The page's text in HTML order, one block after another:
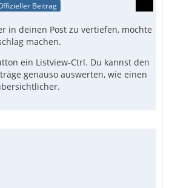
Beitrag
in deinen Post zu vertiefen, möchte
machen.
ein Listview-Ctrl. Du kannst den
genauso auswerten, wie einen